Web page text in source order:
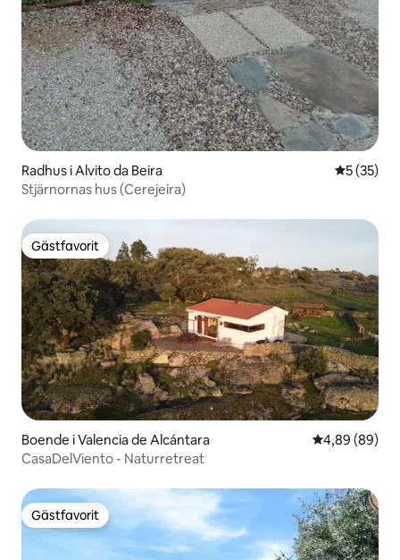
Radhus i Alvito da Beira 5 av 5 i
5 (35)
Stjärnornas hus (Cerejeira)
Gästfavorit
Gästfavorit
Boende i Valencia de Alcántara 4,89 av 5 i
4,89 (89)
CasaDelViento - Naturretreat
Gästfavorit
Gästfavorit